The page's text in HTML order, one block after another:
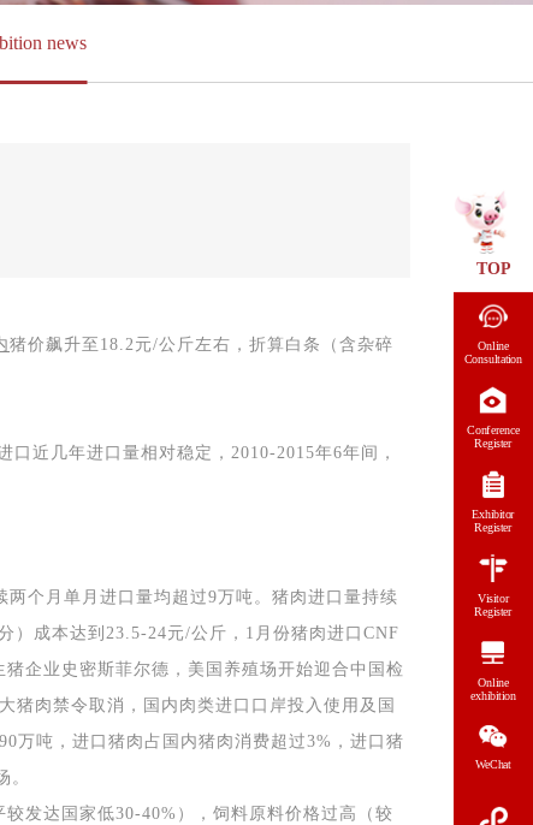
news
猪价飙升至 18.2 元/公斤左右，折算白条（含杂碎
口近几年进口量相对稳定， 2010-2015年6年间，
两个月单月进口量均超过9万吨。猪肉进口量持续
）成本达到 23.5-24元/公斤， 1 月份猪肉进口 CNF
企业史密斯菲尔德，美国养殖场开始迎合中国检
猪肉禁令取消，国内肉类进口口岸投入使用及国
万吨，进口猪肉占国内猪肉消费超过3% ，进口猪
。
较发达国家低30-40% ），饲料原料价格过高（较
TOP
Online
Consultation
Conference
Register
Exhibitor
Register
Visitor
Register
Online
exhibition
WeChat